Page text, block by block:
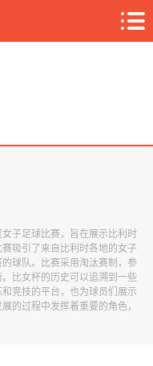
子足球比赛，旨在展示比利时
吸引了来自比利时各地的女子
球队。比赛采用淘汰赛制，参
比女杯的历史可以追溯到一些
竞技的平台，也为球员们展示
的过程中发挥着重要的角色，